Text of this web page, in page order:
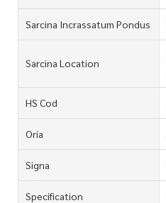
Sarcina Incrassatum Pondus
Sarcina Location
HS Cod
Oria
Signa
Specification